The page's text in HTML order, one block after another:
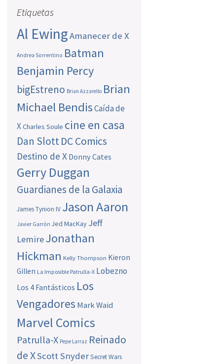
Etiquetas
Al EwingAmanecer de X
Andrea Sorrentino Batman
Benjamin Percy
bigEstreno Brian Azzarello Brian
Michael BendisCaída de
XCharles Soule cine en casa
Dan SlottDC Comics
Destino de X Donny Cates
Gerry Duggan
Guardianes de la Galaxia
James Tynion IV Jason Aaron
Javier Garrón Jed MacKay Jeff
LemireJonathan
Hickman Kelly Thompson Kieron
Gillen La Imposible Patrulla-X Lobezno
Los 4 Fantásticos Los
Vengadores Mark Waid
Marvel Comics
Patrulla-X Pepe Larraz Reinado
de XScott SnyderSecret Wars